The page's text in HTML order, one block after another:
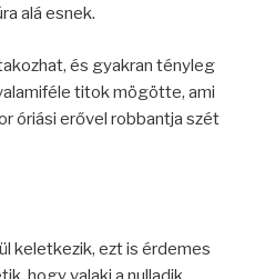
alá esnek.
és gyakran tényleg
titok mögötte, ami
óriási erővel robbantja szét
keletkezik, ezt is érdemes